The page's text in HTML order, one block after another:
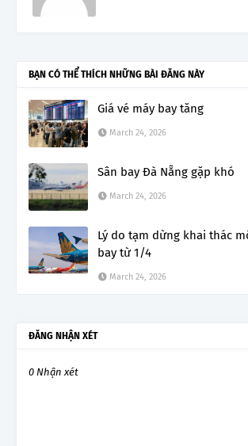
BẠN CÓ THỂ THÍCH NHỮNG BÀI ĐĂNG NÀY
Giá vé máy bay tăng
March 24, 2026
Sân bay Đà Nẵng gặp khó
March 24, 2026
Lý do tạm dừng khai thác
bay từ 1/4
March 24, 2026
ĐĂNG NHẬN XÉT
0 Nhận xét